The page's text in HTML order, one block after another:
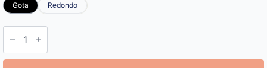
Gota Redondo
Bola
Navidad
Personalizada
Foto